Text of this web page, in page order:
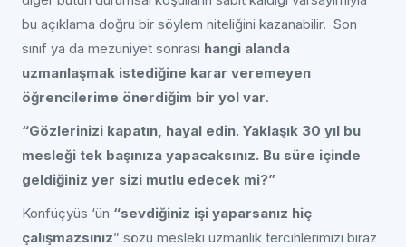
bu açıklama doğru bir söylem niteliğini kazanabilir. Son
sınıf ya da mezuniyet sonrası hangi alanda
uzmanlaşmak istediğine karar veremeyen
öğrencilerime önerdiğim bir yol var.
“Gözlerinizi kapatın, hayal edin. Yaklaşık 30 yıl bu
mesleği tek başınıza yapacaksınız. Bu süre içinde
geldiğiniz yer sizi mutlu edecek mi?”
Konfüçyüs ‘ün “sevdiğiniz işi yaparsanız hiç
çalışmazsınız” sözü mesleki uzmanlık tercihlerimizi biraz